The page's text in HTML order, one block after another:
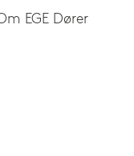
EGE Dører